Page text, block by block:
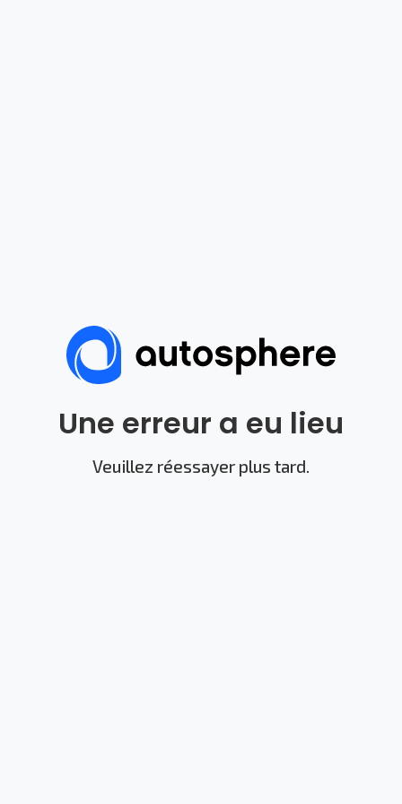
Une erreur a eu lieu
Veuillez réessayer plus tard.